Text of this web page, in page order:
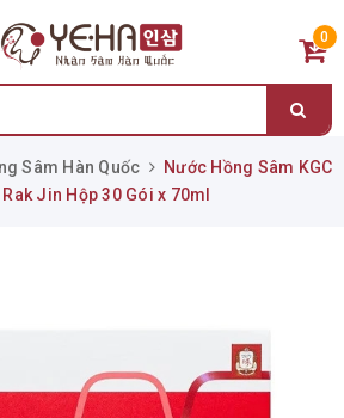
0
Sâm Hàn Quốc
Nước Hồng Sâm KGC
Rak Jin Hộp 30 Gói x 70ml